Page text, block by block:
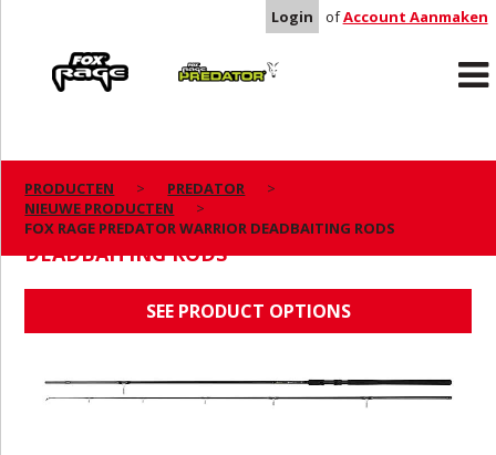
Login ofAccount Aanmaken
Predator
PRODUCTEN
PREDATOR
NIEUWE PRODUCTEN
FOX RAGE PREDATOR WARRIOR DEADBAITING RODS
FOX RAGE PREDATOR WARRIOR
DEADBAITING RODS
SEE PRODUCT OPTIONS